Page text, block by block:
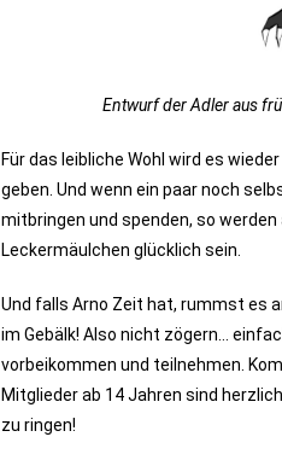
Entwurf der Adler aus
Für das leibliche Wohl wird es wieder
geben. Und wenn ein paar noch
mitbringen und spenden, so werden
Leckermäulchen glücklich sein.
Und falls Arno Zeit hat, rummst es
im Gebälk! Also nicht zögern…
vorbeikommen und teilnehmen.
Mitglieder ab 14 Jahren sind
zu ringen!